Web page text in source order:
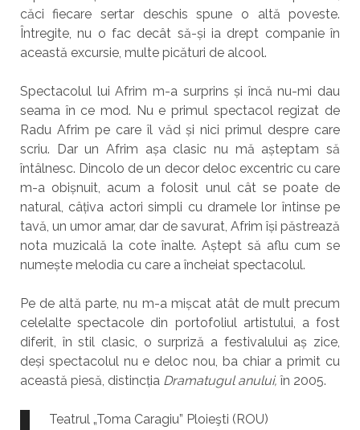
căci fiecare sertar deschis spune o altă poveste.
Întregite, nu o fac decât să-și ia drept companie în
această excursie, multe picături de alcool.
Spectacolul lui Afrim m-a surprins și încă nu-mi dau
seama în ce mod. Nu e primul spectacol regizat de
Radu Afrim pe care îl văd și nici primul despre care
scriu. Dar un Afrim așa clasic nu mă așteptam să
întâlnesc. Dincolo de un decor deloc excentric cu care
m-a obișnuit, acum a folosit unul cât se poate de
natural, câțiva actori simpli cu dramele lor întinse pe
tavă, un umor amar, dar de savurat, Afrim își păstrează
nota muzicală la cote înalte. Aștept să aflu cum se
numește melodia cu care a încheiat spectacolul.
Pe de altă parte, nu m-a mișcat atât de mult precum
celelalte spectacole din portofoliul artistului, a fost
diferit, în stil clasic, o surpriză a festivalului aș zice,
deși spectacolul nu e deloc nou, ba chiar a primit cu
această piesă, distincția Dramatugul anului, în 2005.
Teatrul „Toma Caragiu” Ploieşti (ROU)